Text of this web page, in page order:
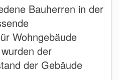
Bauherren in der
Wohngebäude
der
der Gebäude